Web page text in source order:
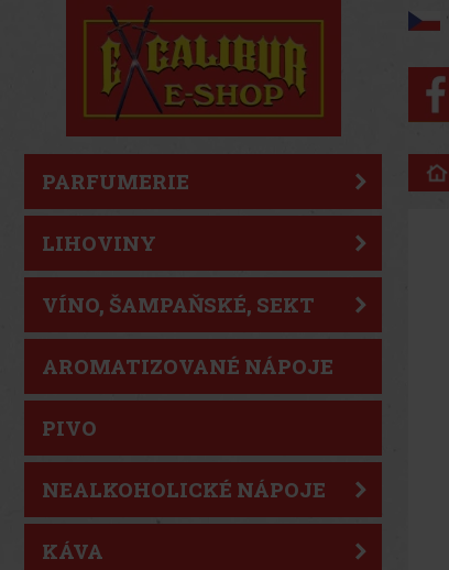
PARFUMERIE
LIHOVINY
VÍNO, ŠAMPAŇSKÉ, SEKT
AROMATIZOVANÉ NÁPOJE
PIVO
NEALKOHOLICKÉ NÁPOJE
KÁVA